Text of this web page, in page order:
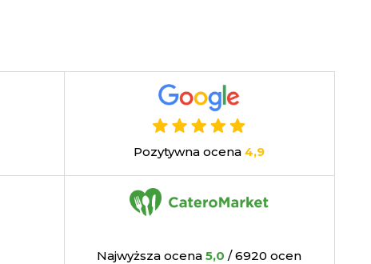
Pozytywna ocena4,9
Najwyższa ocena5,0 / 6920 ocen